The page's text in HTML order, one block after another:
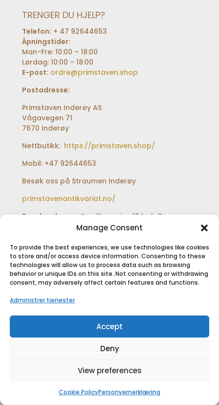
Manage Consent
To provide the best experiences, we use technologies like cookies
to store and/or access device information. Consenting to these
technologies will allow us to process data such as browsing
behavior or unique IDs on this site. Not consenting or withdrawing
consent, may adversely affect certain features and functions.
Administrer tjenester
Accept
Deny
View preferences
Cookie PolicyPersonvernerklæring
TRENGER DU HJELP?
Telefon: + 47 92644653
Åpningstider:
Man-Fre: 10:00 – 18:00
Lørdag: 10:00 – 18:00
E-post: ordre@primstaven.shop
Postadresse:
Primstaven Inderøy AS
Vågavegen 71
7670 Inderøy
Nettbutikk: https://primstaven.shop/
Mobil: +47 92644653
Besøk oss på Straumen Inderøy
primstavenantikvariat.no/
Besøksadresse:Sundfærveien 12 bak Coop
extra og Shell bensinstasjon
SIKKER BETALING
Designet avPrimstaven Media